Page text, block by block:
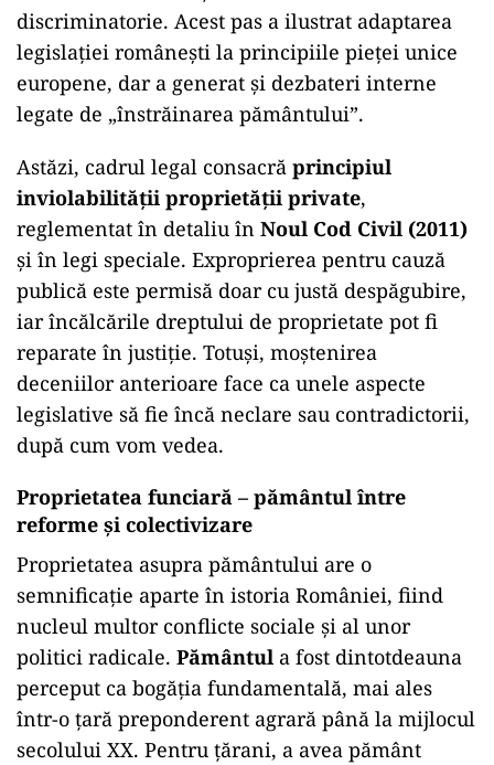
discriminatorie. Acest pas a ilustrat adaptarea
legislației românești la principiile pieței unice
europene, dar a generat și dezbateri interne
legate de „înstrăinarea pământului”.
Astăzi, cadrul legal consacră principiul
inviolabilității proprietății private,
reglementat în detaliu în Noul Cod Civil (2011)
și în legi speciale. Exproprierea pentru cauză
publică este permisă doar cu justă despăgubire,
iar încălcările dreptului de proprietate pot fi
reparate în justiție. Totuși, moștenirea
deceniilor anterioare face ca unele aspecte
legislative să fie încă neclare sau contradictorii,
după cum vom vedea.
Proprietatea funciară – pământul între
reforme și colectivizare
Proprietatea asupra pământului are o
semnificație aparte în istoria României, fiind
nucleul multor conflicte sociale și al unor
politici radicale. Pământul a fost dintotdeauna
perceput ca bogăția fundamentală, mai ales
într-o țară preponderent agrară până la mijlocul
secolului XX. Pentru țărani, a avea pământ